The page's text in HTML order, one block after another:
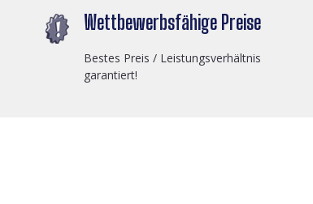
Wettbewerbsfähige Preise
Bestes Preis / Leistungsverhältnis
garantiert!